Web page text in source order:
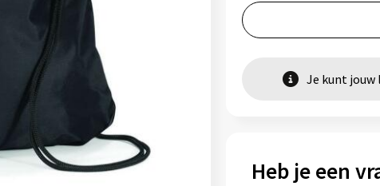
Je kunt jouw
Heb je een